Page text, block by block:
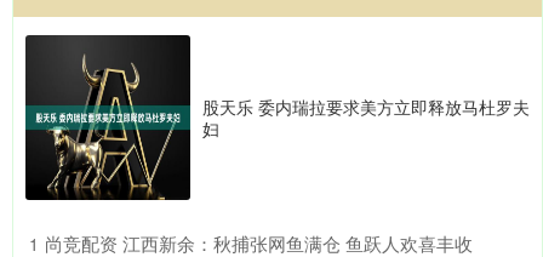
股天乐 委内瑞拉要求美方立即释放马杜罗夫
妇
1 ​尚竞配资 江西新余：秋捕张网鱼满仓 鱼跃人欢喜丰收